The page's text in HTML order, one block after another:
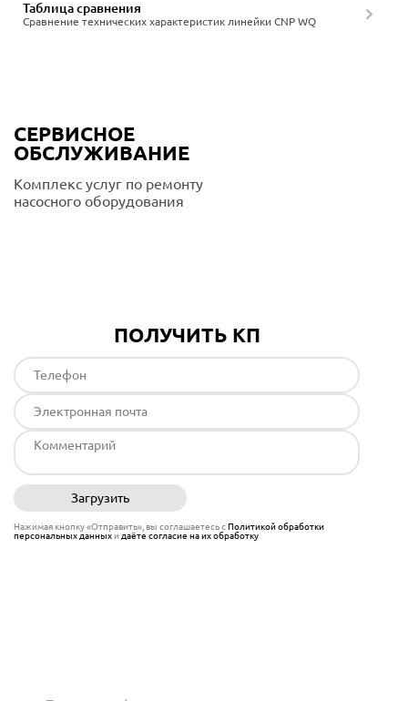
Сравнение технических характеристик линейки CNP WQ
Таблица сравнения
СЕРВИСНОЕ
ОБСЛУЖИВАНИЕ
Комплекс услуг по ремонту
насосного оборудования
ПОЛУЧИТЬ КП
Загрузить
Нажимая кнопку «Отправить», вы соглашаетесь сПолитикой обработки
персональных данныхи даёте согласие на их обработку